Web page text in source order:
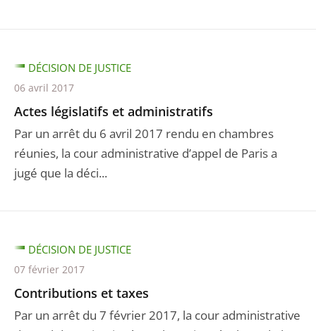
Actes législatifs et administratifs
Par un arrêt du 6 avril 2017 rendu en chambres
réunies, la cour administrative d’appel de Paris a
jugé que la déci...
DÉCISION DE JUSTICE
06 avril 2017
Contributions et taxes
Par un arrêt du 7 février 2017, la cour administrative
DÉCISION DE JUSTICE
07 février 2017